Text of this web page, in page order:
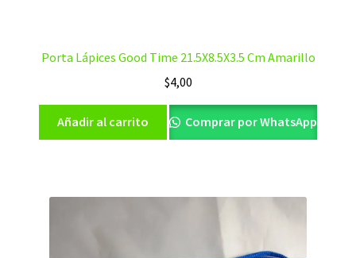
Porta Lápices Good Time 21.5X8.5X3.5 Cm Amarillo
$4,00
Añadir al carrito Comprar por WhatsApp